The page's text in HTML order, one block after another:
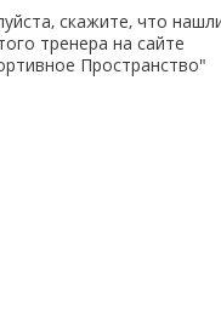
скажите, что
тренера на сайте
Пространство"